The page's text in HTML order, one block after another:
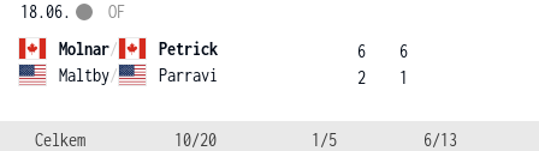
18.06.
Molnar/
Petrick
Maltby/ Parravi
OF
6
2
6
1
Celkem 10/20 1/5 6/13